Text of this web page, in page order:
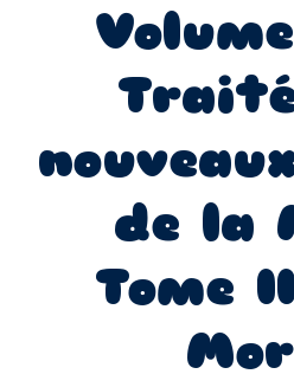
de la
Tome